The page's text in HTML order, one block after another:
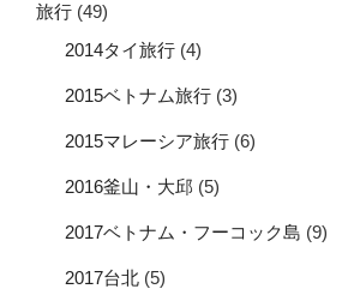
旅行 (49)
2014タイ旅行 (4)
2015ベトナム旅行 (3)
2015マレーシア旅行 (6)
2016釜山・大邱 (5)
2017ベトナム・フーコック島 (9)
2017台北 (5)